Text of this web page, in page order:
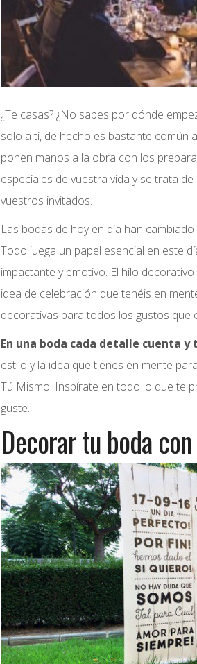
¿Te casas? ¿No sabes por dónde
solo a ti, de hecho es bastante común
ponen manos a la obra con los
especiales de vuestra vida y se trata
vuestros invitados.
Las bodas de hoy en día han
Todo juega un papel esencial en este
impactante y emotivo. El hilo
idea de celebración que tenéis en
decorativas para todos los gustos que
En una boda cada detalle cuenta
estilo y la idea que tienes en mente
Tú Mismo. Inspírate en todo lo que te
guste.
Decorar tu boda